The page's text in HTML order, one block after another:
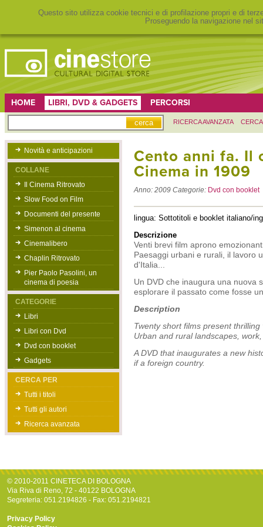
Questo sito utilizza cookie tecnici e di profilazione propri e di
Proseguendo la navigazione nel
HOME LIBRI, DVD & GADGETS PERCORSI
RICERCA AVANZATA
Novità e anticipazioni
COLLANE
Il Cinema Ritrovato
Slow Food on Film
Documenti del presente
Simenon al cinema
Cinemalibero
Chaplin Ritrovato
Pier Paolo Pasolini, un
cinema di poesia
CATEGORIE
Libri
Libri con Dvd
Dvd con booklet
Gadgets
CERCA PER
Tutti i titoli
Tutti gli autori
Ricerca avanzata
Cento anni fa. Il
Cinema in 1909
Anno:2009 Categorie: Dvd con booklet
lingua: Sottotitoli e booklet italiano/
Descrizione
Venti brevi film aprono
Paesaggi urbani e rurali, il lavoro
d'Italia...
Un DVD che inaugura una nuova
esplorare il passato come fosse
Description
Twenty short films present
Urban and rural landscapes,
A DVD that inaugurates a new
if a foreign country.
© 2010-2011 CINETECA DI BOLOGNA
Via Riva di Reno, 72 - 40122 BOLOGNA
Segreteria: 051.2194826 - Fax: 051.2194821
Privacy Policy